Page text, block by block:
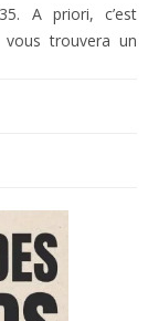
A priori, c’est
trouvera un